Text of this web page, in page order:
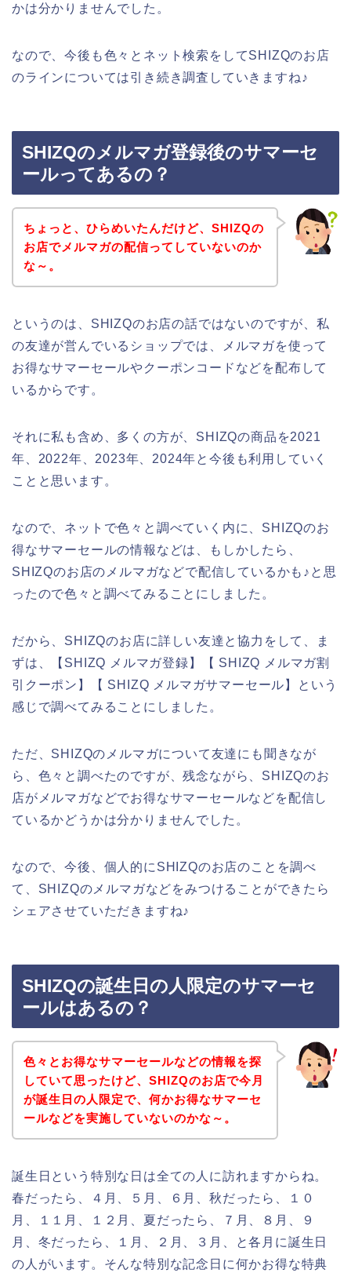
かは分かりませんでした。
なので、今後も色々とネット検索をしてSHIZQのお店
のラインについては引き続き調査していきますね♪
SHIZQのメルマガ登録後のサマーセ
ールってあるの？
ちょっと、ひらめいたんだけど、SHIZQの
お店でメルマガの配信ってしていないのか
な～。
というのは、SHIZQのお店の話ではないのですが、私
の友達が営んでいるショップでは、メルマガを使って
お得なサマーセールやクーポンコードなどを配布して
いるからです。
それに私も含め、多くの方が、SHIZQの商品を2021
年、2022年、2023年、2024年と今後も利用していく
ことと思います。
なので、ネットで色々と調べていく内に、SHIZQのお
得なサマーセールの情報などは、もしかしたら、
SHIZQのお店のメルマガなどで配信しているかも♪と思
ったので色々と調べてみることにしました。
だから、SHIZQのお店に詳しい友達と協力をして、ま
ずは、【SHIZQ メルマガ登録】【 SHIZQ メルマガ割
引クーポン】【 SHIZQ メルマガサマーセール】という
感じで調べてみることにしました。
ただ、SHIZQのメルマガについて友達にも聞きなが
ら、色々と調べたのですが、残念ながら、SHIZQのお
店がメルマガなどでお得なサマーセールなどを配信し
ているかどうかは分かりませんでした。
なので、今後、個人的にSHIZQのお店のことを調べ
て、SHIZQのメルマガなどをみつけることができたら
シェアさせていただきますね♪
SHIZQの誕生日の人限定のサマーセ
ールはあるの？
色々とお得なサマーセールなどの情報を探
していて思ったけど、SHIZQのお店で今月
が誕生日の人限定で、何かお得なサマーセ
ールなどを実施していないのかな～。
誕生日という特別な日は全ての人に訪れますからね。
春だったら、４月、５月、６月、秋だったら、１０
月、１１月、１２月、夏だったら、７月、８月、９
月、冬だったら、１月、２月、３月、と各月に誕生日
の人がいます。そんな特別な記念日に何かお得な特典